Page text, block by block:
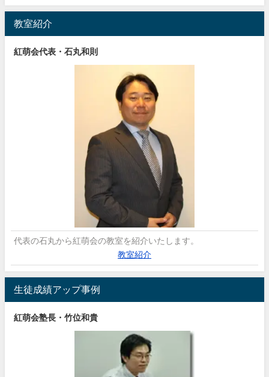
教室紹介
紅萌会代表・石丸和則
代表の石丸から紅萌会の教室を紹介いたします。
教室紹介
生徒成績アップ事例
紅萌会塾長・竹位和貴